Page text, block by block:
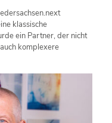
klassische
ein Partner, der nicht
komplexere